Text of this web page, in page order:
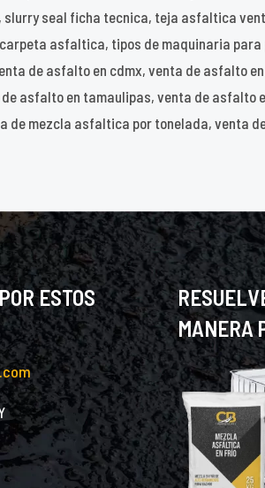
seal ficha tecnica, teja asfaltica
asfaltica, tipos de maquinaria
de asfalto en cdmx, venta de asfalto
asfalto en tamaulipas, venta de asfalto
mezcla asfaltica por tonelada, venta
ESTOS
MANERA